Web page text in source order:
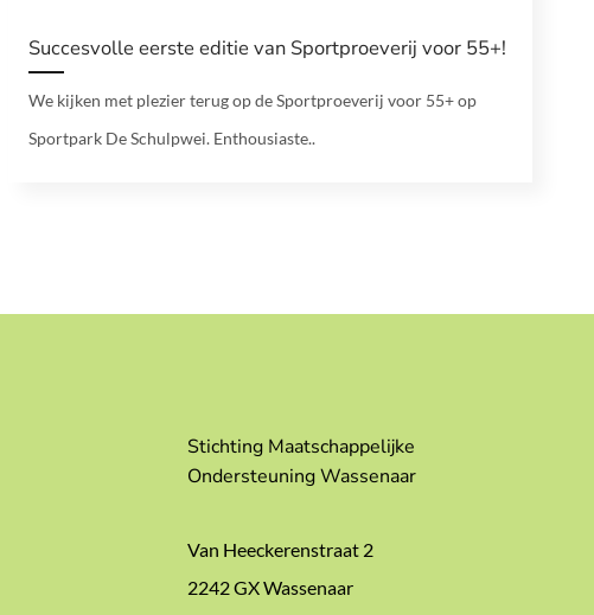
Succesvolle eerste editie van Sportproeverij voor 55+!
We kijken met plezier terug op de Sportproeverij voor 55+ op
Sportpark De Schulpwei. Enthousiaste..
Stichting Maatschappelijke
Ondersteuning Wassenaar
Van Heeckerenstraat 2
2242 GX Wassenaar